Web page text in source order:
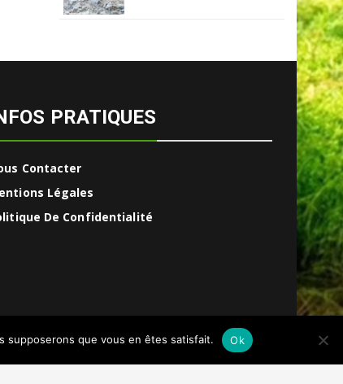
PRATIQUES
Contacter
Légales
De Confidentialité
supposerons que vous en êtes satisfait. Ok